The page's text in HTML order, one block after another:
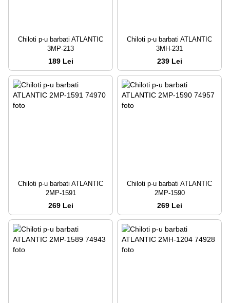
Chiloti p-u barbati ATLANTIC
3MP-213
189 Lei
Chiloti p-u barbati ATLANTIC
3MH-231
239 Lei
Chiloti p-u barbati ATLANTIC
2MP-1591
269 Lei
Chiloti p-u barbati ATLANTIC
2MP-1590
269 Lei